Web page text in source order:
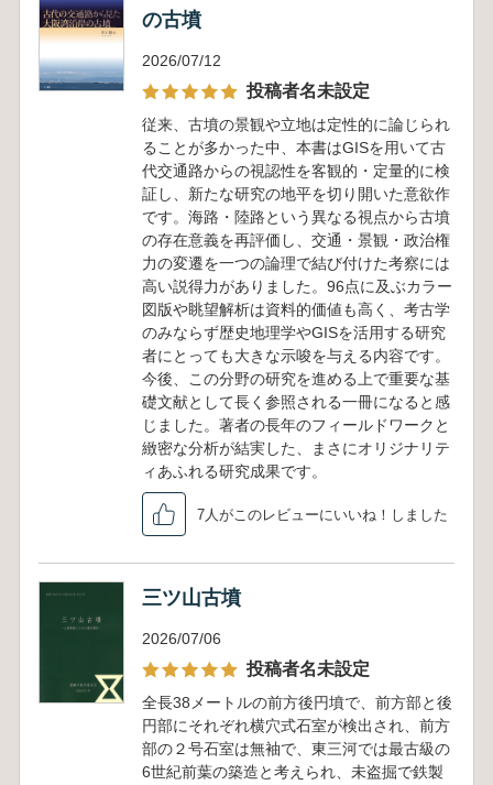
の古墳
2026/07/12
投稿者名未設定
従来、古墳の景観や立地は定性的に論じられ
ることが多かった中、本書はGISを用いて古
代交通路からの視認性を客観的・定量的に検
証し、新たな研究の地平を切り開いた意欲作
です。海路・陸路という異なる視点から古墳
の存在意義を再評価し、交通・景観・政治権
力の変遷を一つの論理で結び付けた考察には
高い説得力がありました。96点に及ぶカラー
図版や眺望解析は資料的価値も高く、考古学
のみならず歴史地理学やGISを活用する研究
者にとっても大きな示唆を与える内容です。
今後、この分野の研究を進める上で重要な基
礎文献として長く参照される一冊になると感
じました。著者の長年のフィールドワークと
緻密な分析が結実した、まさにオリジナリテ
ィあふれる研究成果です。
7人がこのレビューにいいね！しました
三ツ山古墳
2026/07/06
投稿者名未設定
全長38メートルの前方後円墳で、前方部と後
円部にそれぞれ横穴式石室が検出され、前方
部の２号石室は無袖で、東三河では最古級の
6世紀前葉の築造と考えられ、未盗掘で鉄製